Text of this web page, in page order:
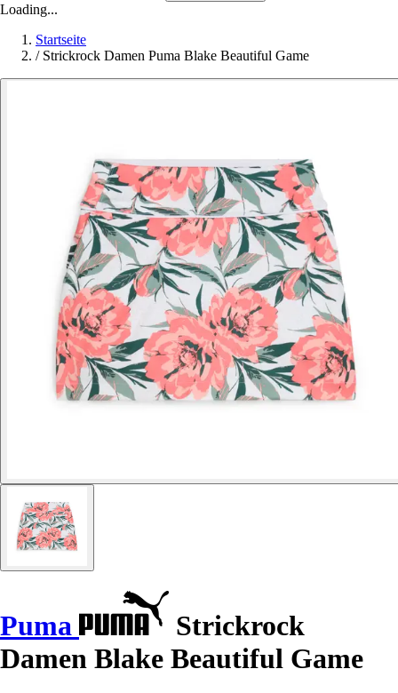
Loading...
Startseite
/ Strickrock Damen Puma Blake Beautiful Game
Puma
Strickrock
Damen Blake Beautiful Game